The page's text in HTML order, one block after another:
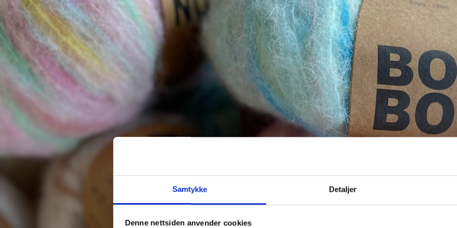
Samtykke Detaljer
Denne nettsiden anvender cookies
Brukernavn eller e-post*
Tilbakestill passord